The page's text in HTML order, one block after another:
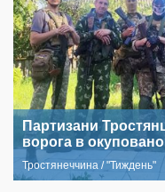
Партизани
ворога в
Тростянеччина / "Тиждень"